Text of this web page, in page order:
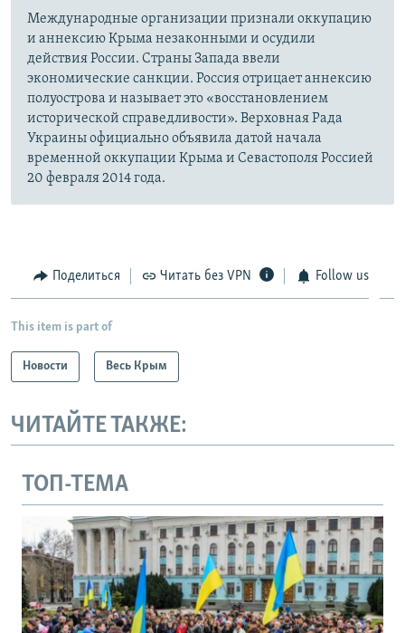
Международные организации признали оккупацию
и аннексию Крыма незаконными и осудили
действия России. Страны Запада ввели
экономические санкции. Россия отрицает аннексию
полуострова и называет это «восстановлением
исторической справедливости». Верховная Рада
Украины официально объявила датой начала
временной оккупации Крыма и Севастополя Россией
20 февраля 2014 года.
Поделиться Читать без VPN Follow us
This item is part of
Новости Весь Крым
ЧИТАЙТЕ ТАКЖЕ:
ТОП-ТЕМА